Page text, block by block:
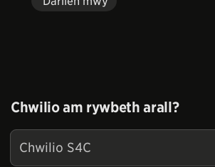
Chwilio am rywbeth arall?